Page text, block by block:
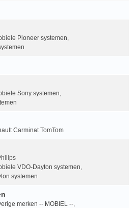
Pioneer systemen,
Sony systemen,
Carminat TomTom
VDO-Dayton systemen,
systemen
merken -- MOBIEL --,